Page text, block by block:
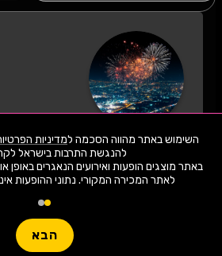
השימוש באתר מהווה הסכמה למדיניות
באתר מוצגים הופעות ואירועים הנאגרים באופן
לאתר המכירה המקורי. נתוני ההופעות
הבא
חפשו הופעה
כל מה שחם במחזמר
לחצו "עקוב" כדי לקבל
הופעות, כרטיסים, שוברי הנחה
למתרחש באזור שלכם.
במחזמר סופ"ש בבית שמש
לעקוב